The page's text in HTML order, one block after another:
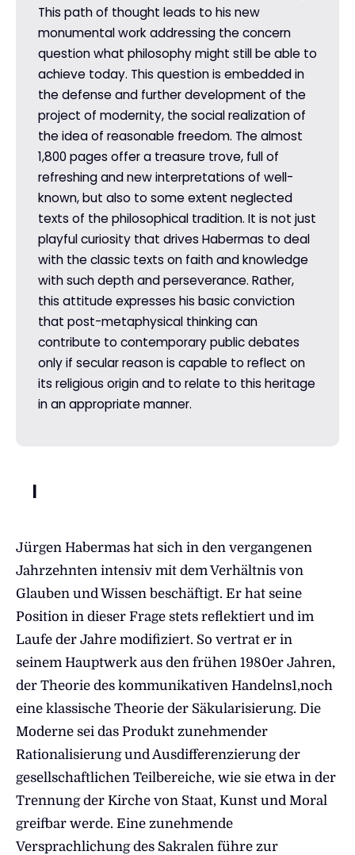
This path of thought leads to his new
monumental work addressing the concern
question what philosophy might still be able to
achieve today. This question is embedded in
the defense and further development of the
project of modernity, the social realization of
the idea of reasonable freedom. The almost
1,800 pages offer a treasure trove, full of
refreshing and new interpretations of well-
known, but also to some extent neglected
texts of the philosophical tradition. It is not just
playful curiosity that drives Habermas to deal
with the classic texts on faith and knowledge
with such depth and perseverance. Rather,
this attitude expresses his basic conviction
that post-metaphysical thinking can
contribute to contemporary public debates
only if secular reason is capable to reflect on
its religious origin and to relate to this heritage
in an appropriate manner.
I
Jürgen Habermas hat sich in den vergangenen
Jahrzehnten intensiv mit dem Verhältnis von
Glauben und Wissen beschäftigt. Er hat seine
Position in dieser Frage stets reflektiert und im
Laufe der Jahre modifiziert. So vertrat er in
seinem Hauptwerk aus den frühen 1980er Jahren,
der Theorie des kommunikativen Handelns1,noch
eine klassische Theorie der Säkularisierung. Die
Moderne sei das Produkt zunehmender
Rationalisierung und Ausdifferenzierung der
gesellschaftlichen Teilbereiche, wie sie etwa in der
Trennung der Kirche von Staat, Kunst und Moral
greifbar werde. Eine zunehmende
Versprachlichung des Sakralen führe zur